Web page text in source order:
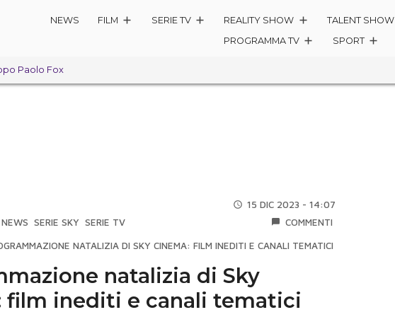
NEWS FILM SERIE TV REALITY SHOW TALENT SHOW
PROGRAMMA TV
SPORT
Paolo Fox
15 DIC 2023 - 14:07
NEWS SERIE SKY SERIE TV COMMENTI
NATALIZIA DI SKY CINEMA: FILM INEDITI E CANALI TEMATICI
natalizia di Sky
film inediti e canali tematici